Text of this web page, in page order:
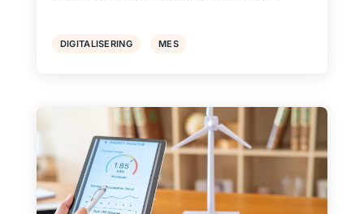
DIGITALISERING MES